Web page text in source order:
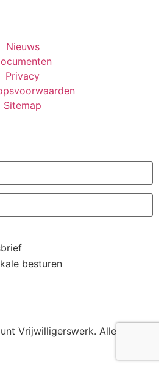
Nieuws
Privacy
Sitemap
besturen
Vrijwilligerswerk. Alle